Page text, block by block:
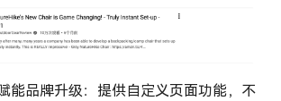
能品牌升级：提供自定义页面功能，不